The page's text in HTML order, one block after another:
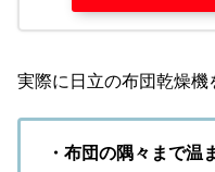
実際に日立の布団乾燥
・布団の隅々まで温